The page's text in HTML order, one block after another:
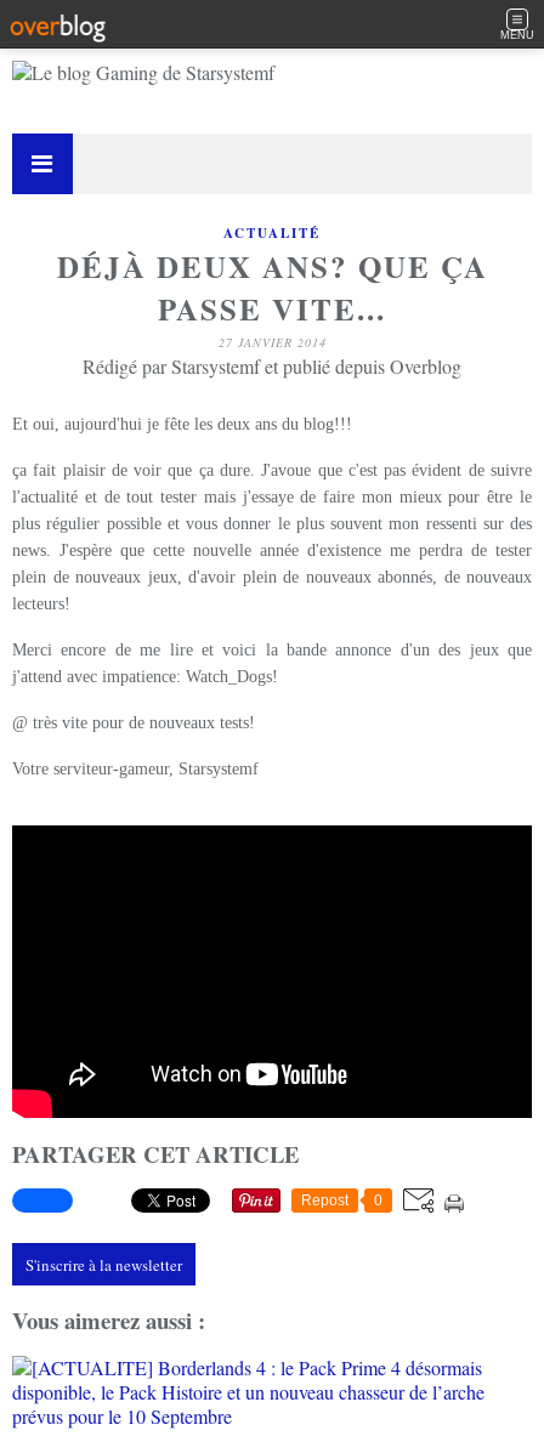
MENU
ACTUALITÉ
DÉJÀ DEUX ANS? QUE ÇA
PASSE VITE...
27 JANVIER 2014
Rédigé par Starsystemf et publié depuis Overblog
Et oui, aujourd'hui je fête les deux ans du blog!!!
ça fait plaisir de voir que ça dure. J'avoue que c'est pas évident de suivre
l'actualité et de tout tester mais j'essaye de faire mon mieux pour être le
plus régulier possible et vous donner le plus souvent mon ressenti sur des
news. J'espère que cette nouvelle année d'existence me perdra de tester
plein de nouveaux jeux, d'avoir plein de nouveaux abonnés, de nouveaux
lecteurs!
Merci encore de me lire et voici la bande annonce d'un des jeux que
j'attend avec impatience: Watch_Dogs!
@ très vite pour de nouveaux tests!
Votre serviteur-gameur, Starsystemf
PARTAGER CET ARTICLE
Repost 0
S'inscrire à la newsletter
Vous aimerez aussi :